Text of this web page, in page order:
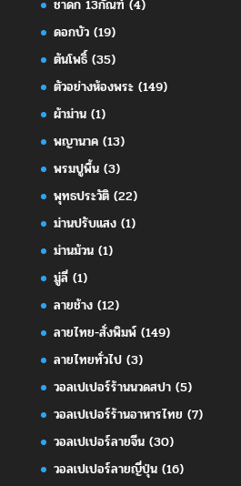
ชาดก 13กัณฑ์(4)
ดอกบัว(19)
ต้นโพธิ์(35)
ตัวอย่างห้องพระ(149)
ผ้าม่าน(1)
พญานาค(13)
พรมปูพื้น(3)
พุทธประวัติ(22)
ม่านปรับแสง(1)
ม่านม้วน(1)
มู่ลี่(1)
ลายช้าง(12)
ลายไทย-สั่งพิมพ์(149)
ลายไทยทั่วไป(3)
วอลเปเปอร์ร้านนวดสปา(5)
วอลเปเปอร์ร้านอาหารไทย (7)
วอลเปเปอร์ลายจีน(30)
วอลเปเปอร์ลายญี่ปุ่น(16)